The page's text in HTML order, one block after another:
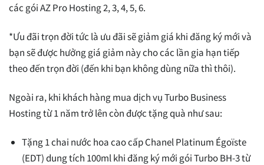
các gói AZ Pro Hosting 2, 3, 4, 5, 6.
*Ưu đãi trọn đời tức là ưu đãi sẽ giảm giá khi đăng ký mới và
bạn sẽ được hưởng giá giảm này cho các lần gia hạn tiếp
theo đến trọn đời (đến khi bạn không dùng nữa thì thôi).
Ngoài ra, khi khách hàng mua dịch vụ Turbo Business
Hosting từ 1 năm trở lên còn được tặng quà như sau:
Tặng 1 chai nước hoa cao cấp Chanel Platinum Égoïste
(EDT) dung tích 100ml khi đăng ký mới gói Turbo BH-3 từ